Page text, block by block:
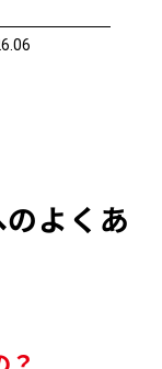
よくあ